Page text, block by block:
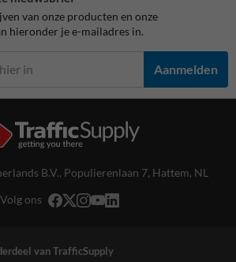
van onze producten en onze
hieronder je e-mailadres in.
Aanmelden
B.V., Populierenlaan 7, Hattem, NL
Volg ons
van TrafficSupply